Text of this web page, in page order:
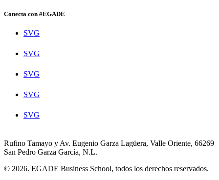
Conecta con #EGADE
SVG
SVG
SVG
SVG
SVG
Rufino Tamayo y Av. Eugenio Garza Lagüera, Valle Oriente, 66269
San Pedro Garza García, N.L.
© 2026. EGADE Business School, todos los derechos reservados.